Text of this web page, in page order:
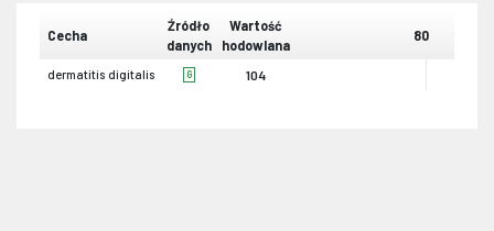
Cecha
Źródło
danych
Wartość
hodowlana
80
dermatitis digitalis G 104